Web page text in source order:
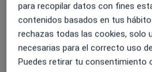
Principales enfermedades tratadas
Trastorno de ansiedad Baja
Fobias
Problemas de
para recopilar datos con fines
contenidos basados en tus
rechazas todas las cookies, solo
necesarias para el correcto uso
Puedes retirar tu consentimiento